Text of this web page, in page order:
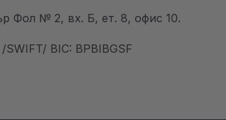
Фол № 2, вх. Б, ет. 8, офис 10.
BIC: BPBIBGSF